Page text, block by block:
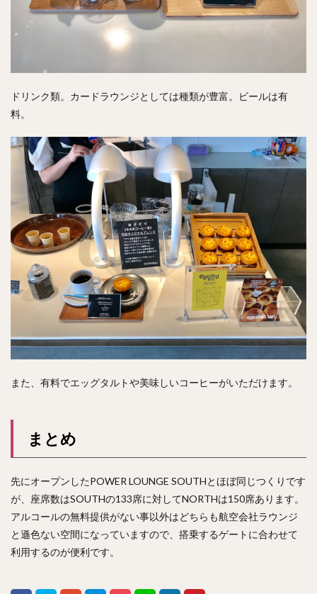
ドリンク類。カードラウンジとしては種類が豊富。ビールは有
料。
また、有料でエッグタルトや美味しいコーヒーがいただけます。
まとめ
先にオープンしたPOWER LOUNGE SOUTHとほぼ同じつくりです
が、座席数はSOUTHの133席に対してNORTHは150席あります。
アルコールの無料提供がない事以外はどちらも航空会社ラウンジ
と遜色ない空間になっていますので、搭乗するゲートに合わせて
利用するのが便利です。